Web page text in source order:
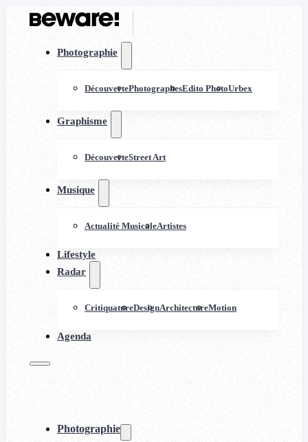
Photographie
DécouvertePhotographesEdito PhotoUrbex
Graphisme
DécouverteStreet Art
Musique
Actualité MusicaleArtistes
Lifestyle
Radar
CritiquatureDesignArchitectureMotion
Agenda
Photographie